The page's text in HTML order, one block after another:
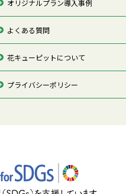
オリジナルプラン導入事例
よくある質問
花キューピットについて
プライバシーポリシー
ページの先頭